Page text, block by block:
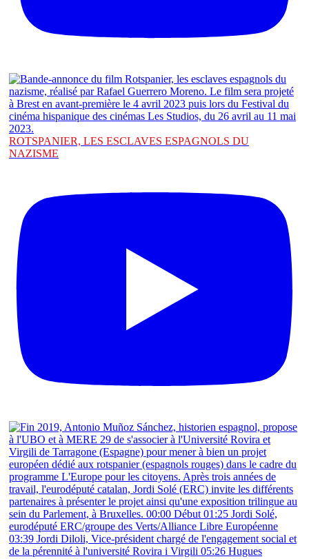
ROTSPANIER, LES ESCLAVES ESPAGNOLS DU
NAZISME